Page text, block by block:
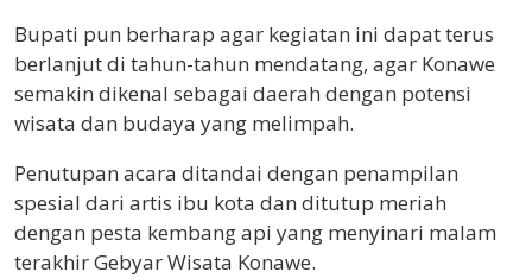
Bupati pun berharap agar kegiatan ini dapat terus
berlanjut di tahun-tahun mendatang, agar Konawe
semakin dikenal sebagai daerah dengan potensi
wisata dan budaya yang melimpah.
Penutupan acara ditandai dengan penampilan
spesial dari artis ibu kota dan ditutup meriah
dengan pesta kembang api yang menyinari malam
terakhir Gebyar Wisata Konawe.